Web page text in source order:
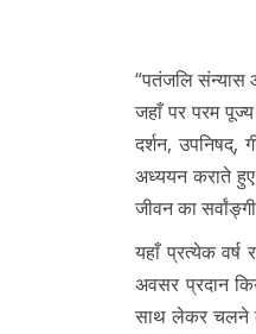
“पतंजलि
जहाँ पर परम
दर्शन, उपनिषद्,
अध्ययन कराते हुए
जीवन का
यहाँ प्रत्येक वर्ष
अवसर प्रदान
साथ लेकर चलने